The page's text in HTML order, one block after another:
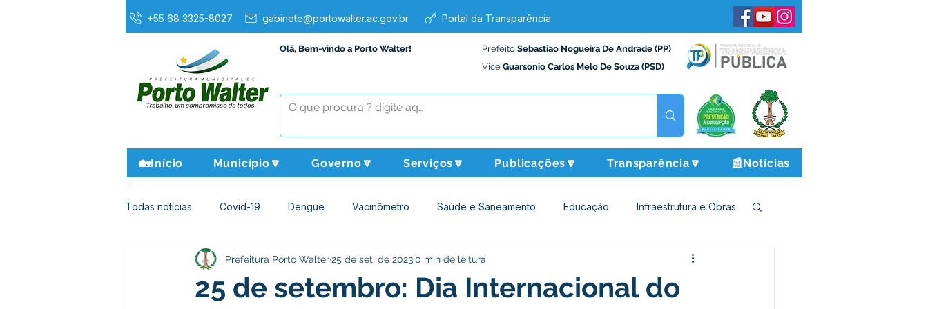
+55 68 3325-8027 gabinete@portowalter.ac.gov.br Portal da Transparência
Olá, Bem-vindo a Porto Walter! Prefeito Sebastião Nogueira De Andrade (PP)
Vice Guarsonio Carlos Melo De Souza (PSD)
🏡Início Município🔽 Governo🔽 Serviços🔽 Publicações🔽 Transparência🔽 📰Notícias
Todas notícias Covid-19 Dengue Vacinômetro Saúde e Saneamento Educação Infraestrutura e Obras
Agricultura e Meio Ambiente Assistência Social Desporto Cultura e Lazer
25 de setembro: Dia Internacional do
Prefeitura Porto Walter25 de set. de 20230 min de leitura